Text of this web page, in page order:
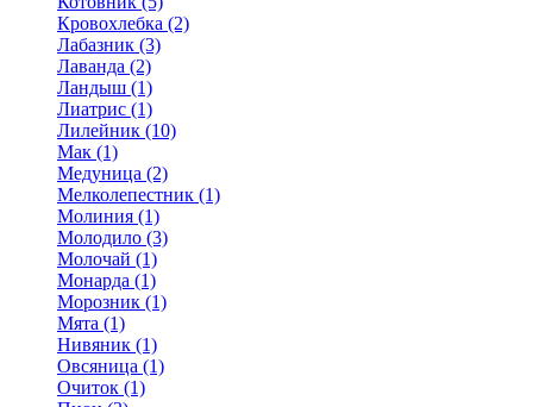
Кровохлебка (2)
Лабазник (3)
Лаванда (2)
Ландыш (1)
Лиатрис (1)
Лилейник (10)
Мак (1)
Медуница (2)
Мелколепестник (1)
Молиния (1)
Молодило (3)
Молочай (1)
Монарда (1)
Морозник (1)
Мята (1)
Нивяник (1)
Овсяница (1)
Очиток (1)